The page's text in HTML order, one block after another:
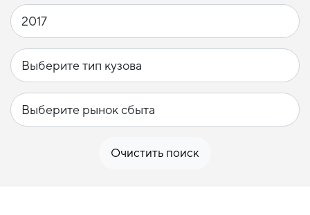
Очистить поиск